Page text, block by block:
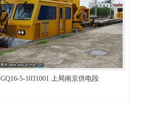
GQ16-5-1031001 上局南京供电段